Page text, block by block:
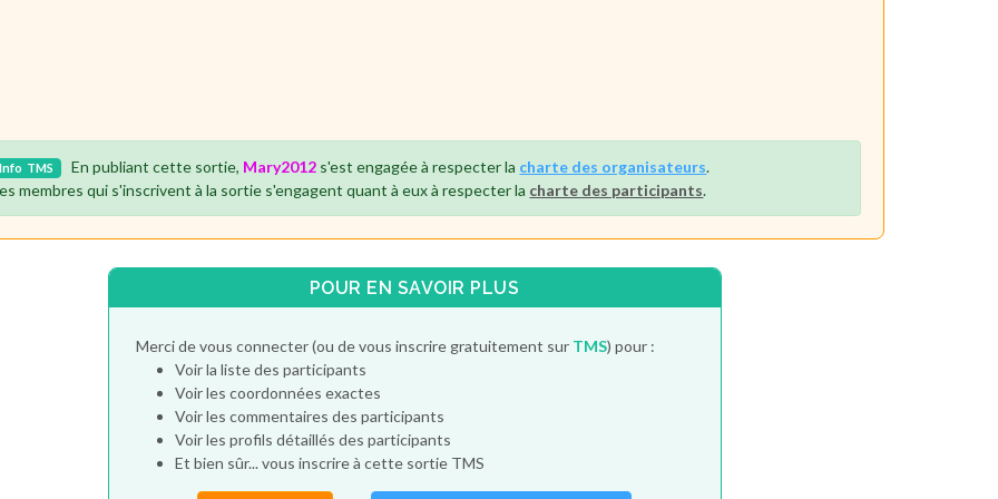
TMS En publiant cette sortie, Mary2012 s'est engagée à respecter la charte des organisateurs.
membres qui s'inscrivent à la sortie s'engagent quant à eux à respecter la charte des participants.
POUR EN SAVOIR PLUS
Merci de vous connecter (ou de vous inscrire gratuitement sur TMS) pour :
Voir la liste des participants
Voir les coordonnées exactes
Voir les commentaires des participants
Voir les profils détaillés des participants
Et bien sûr... vous inscrire à cette sortie TMS